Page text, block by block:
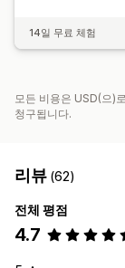
14일 무료 체험
모든 비용은 USD(으)
청구됩니다.
리뷰 (62)
전체 평점
4.7